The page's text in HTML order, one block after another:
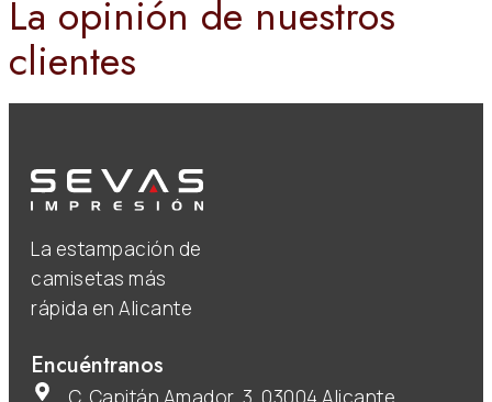
La opinión de nuestros
clientes
La estampación de
camisetas más
rápida en Alicante
Encuéntranos